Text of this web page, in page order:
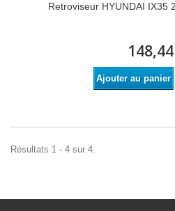
Retroviseur HYUNDAI IX35
Ajouter au panier
Résultats 1 - 4 sur 4.